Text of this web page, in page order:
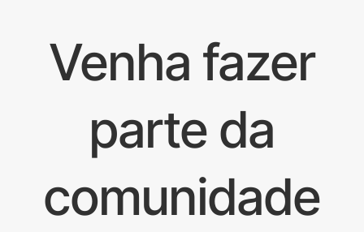
Venha fazer
parte da
comunidade